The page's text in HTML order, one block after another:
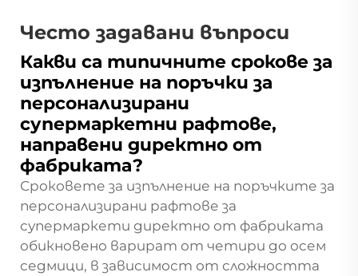
Често задавани въпроси
Какви са типичните срокове за
изпълнение на поръчки за
персонализирани
супермаркетни рафтове,
направени директно от
фабриката?
Сроковете за изпълнение на поръчките за
персонализирани рафтове за
супермаркети директно от фабриката
обикновено варират от четири до осем
седмици, в зависимост от сложността